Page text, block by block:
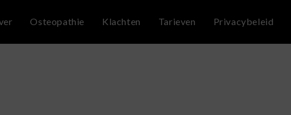
Osteopathie Klachten Tarieven Privacybeleid